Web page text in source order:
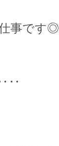
事です◎